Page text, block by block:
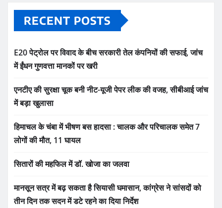
RECENT POSTS
E20 पेट्रोल पर विवाद के बीच सरकारी तेल कंपनियों की सफाई, जांच
में ईंधन गुणवत्ता मानकों पर खरी
एनटीए की सुरक्षा चूक बनी नीट-यूजी पेपर लीक की वजह, सीबीआई जांच
में बड़ा खुलासा
हिमाचल के चंबा में भीषण बस हादसा : चालक और परिचालक समेत 7
लोगों की मौत, 11 घायल
सितारों की महफिल में डॉ. खोजा का जलवा
मानसून सत्र में बढ़ सकता है सियासी घमासान, कांग्रेस ने सांसदों को
तीन दिन तक सदन में डटे रहने का दिया निर्देश